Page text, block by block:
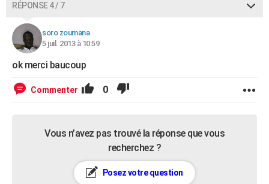
RÉPONSE 4 / 7
soro zoumana
5 juil. 2013 à 10:59
ok merci baucoup
Commenter 0
Vous n’avez pas trouvé la réponse que vous
recherchez ?
Posez votre question